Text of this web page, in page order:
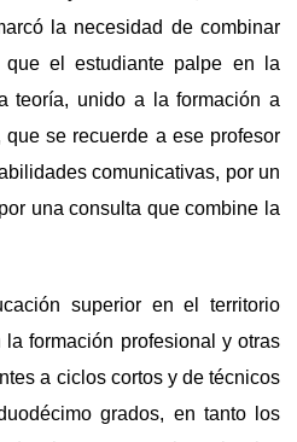
la necesidad de combinar
el estudiante palpe en la
teoría, unido a la formación a
se recuerde a ese profesor
comunicativas, por un
una consulta que combine la
superior en el territorio
formación profesional y otras
a ciclos cortos y de técnicos
grados, en tanto los